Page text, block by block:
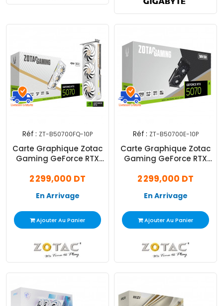
Réf : ZT-B50700FQ-10P
Carte Graphique Zotac
Gaming GeForce RTX
2 299,000 DT
En Arrivage
Ajouter Au Panier
Réf : ZT-B50700E-10P
Carte Graphique Zotac
Gaming GeForce RTX
Edge
2 299,000 DT
En Arrivage
Ajouter Au Panier